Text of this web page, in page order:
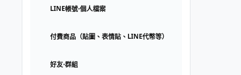
LINE帳號⋅個人檔案
付費商品（貼圖、表情貼、LINE代幣等）
好友⋅群組